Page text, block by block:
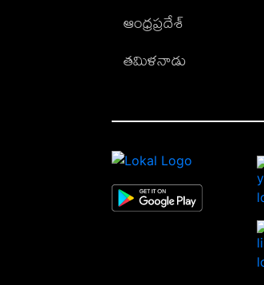
ఆంధ్రప్రదేశ్
తమిళనాడు